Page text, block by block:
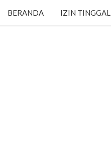
BERANDA IZIN TINGGAL